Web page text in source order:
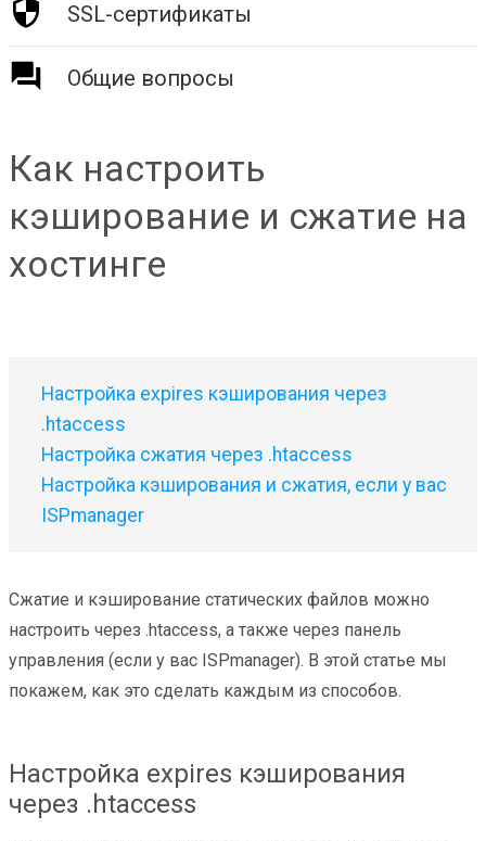
SSL-сертификаты
Общие вопросы
Как настроить
кэширование и сжатие на
хостинге
Настройка expires кэширования через
.htaccess
Настройка сжатия через .htaccess
Настройка кэширования и сжатия, если у вас
ISPmanager
Сжатие и кэширование статических файлов можно
настроить через .htaccess, а также через панель
управления (если у вас ISPmanager). В этой статье мы
покажем, как это сделать каждым из способов.
Настройка expires кэширования
через .htaccess